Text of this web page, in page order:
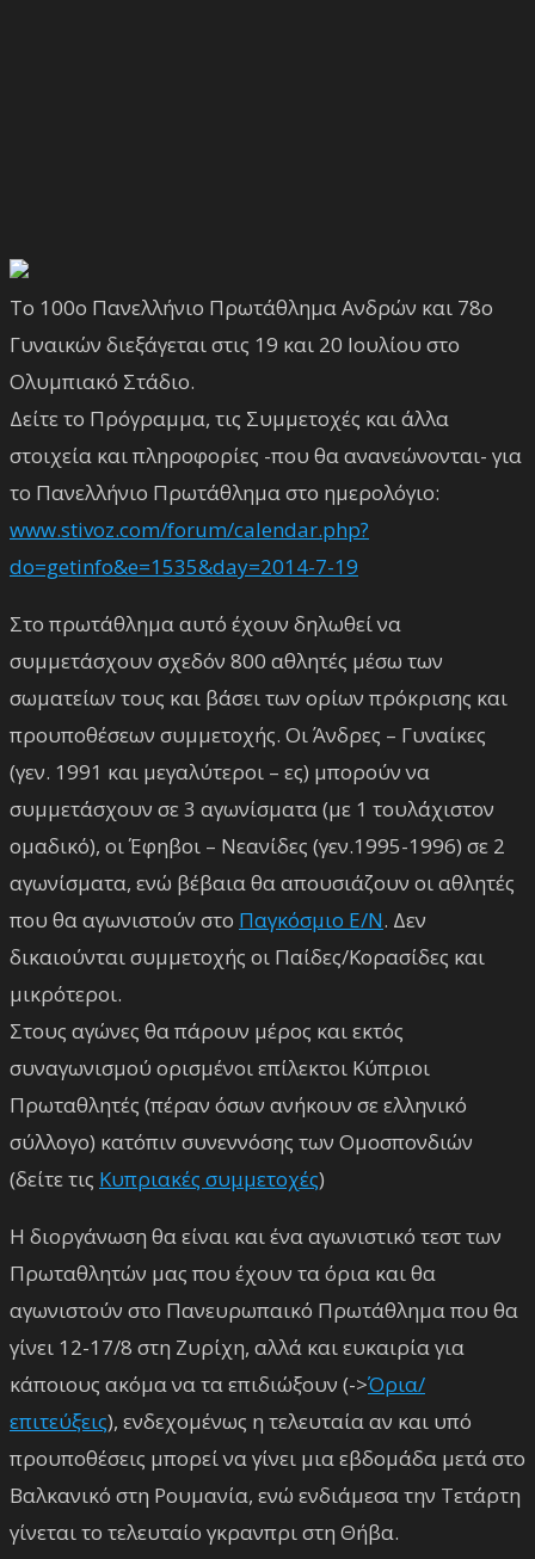
Το 100ο Πανελλήνιο Πρωτάθλημα Ανδρών και 78ο
Γυναικών διεξάγεται στις 19 και 20 Ιουλίου στο
Ολυμπιακό Στάδιο.
Δείτε το Πρόγραμμα, τις Συμμετοχές και άλλα
στοιχεία και πληροφορίες -που θα ανανεώνονται- για
το Πανελλήνιο Πρωτάθλημα στο ημερολόγιο:
www.stivoz.com/forum/calendar.php?
do=getinfo&e=1535&day=2014-7-19
Στο πρωτάθλημα αυτό έχουν δηλωθεί να
συμμετάσχουν σχεδόν 800 αθλητές μέσω των
σωματείων τους και βάσει των ορίων πρόκρισης και
προυποθέσεων συμμετοχής. Οι Άνδρες – Γυναίκες
(γεν. 1991 και μεγαλύτεροι – ες) μπορούν να
συμμετάσχουν σε 3 αγωνίσματα (με 1 τουλάχιστον
ομαδικό), οι Έφηβοι – Νεανίδες (γεν.1995-1996) σε 2
αγωνίσματα, ενώ βέβαια θα απουσιάζουν οι αθλητές
που θα αγωνιστούν στο Παγκόσμιο Ε/Ν. Δεν
δικαιούνται συμμετοχής οι Παίδες/Κορασίδες και
μικρότεροι.
Στους αγώνες θα πάρουν μέρος και εκτός
συναγωνισμού ορισμένοι επίλεκτοι Κύπριοι
Πρωταθλητές (πέραν όσων ανήκουν σε ελληνικό
σύλλογο) κατόπιν συνεννόσης των Ομοσπονδιών
(δείτε τις Κυπριακές συμμετοχές)
Η διοργάνωση θα είναι και ένα αγωνιστικό τεστ των
Πρωταθλητών μας που έχουν τα όρια και θα
αγωνιστούν στο Πανευρωπαικό Πρωτάθλημα που θα
γίνει 12-17/8 στη Ζυρίχη, αλλά και ευκαιρία για
κάποιους ακόμα να τα επιδιώξουν (->Όρια/
επιτεύξεις), ενδεχομένως η τελευταία αν και υπό
προυποθέσεις μπορεί να γίνει μια εβδομάδα μετά στο
Βαλκανικό στη Ρουμανία, ενώ ενδιάμεσα την Τετάρτη
γίνεται το τελευταίο γκρανπρι στη Θήβα.